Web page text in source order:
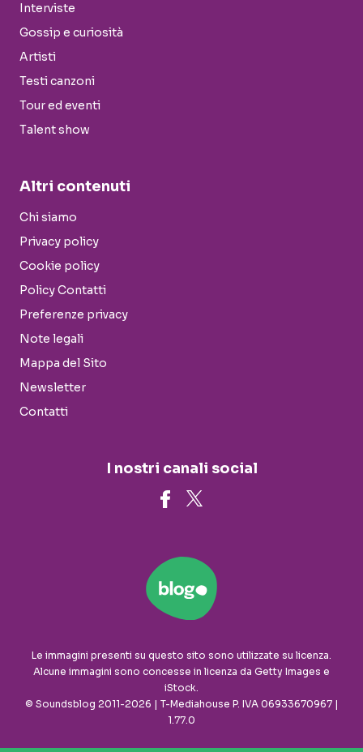
Interviste
Gossip e curiosità
Artisti
Testi canzoni
Tour ed eventi
Talent show
Altri contenuti
Chi siamo
Privacy policy
Cookie policy
Policy Contatti
Preferenze privacy
Note legali
Mappa del Sito
Newsletter
Contatti
I nostri canali social
Le immagini presenti su questo sito sono utilizzate su licenza.
Alcune immagini sono concesse in licenza da Getty Images e
iStock.
© Soundsblog 2011-2026 | T-Mediahouse P. IVA 06933670967 |
1.77.0